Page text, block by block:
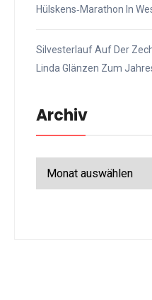
Hülskens‑Marathon In
Silvesterlauf Auf Der
Linda Glänzen Zum
Archiv